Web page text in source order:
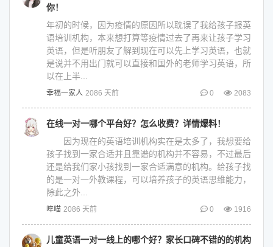
你！
年初的时候，因为疫情的原因所以耽误了我给孩子报英
语培训机构，本来想打算等疫情过去了再来让孩子学习
英语，但是听朋友了解到现在可以先上学习英语，也就
是说并不用出门就可以直接和国外的老师学习英语，所
以在上半...
幸福一家人 2086 天前 0 2083
在线一对一哪个平台好？怎么收费？详情爆料！
因为现在的英语培训机构实在是太多了，我想要给
孩子找到一家合适并且靠谱的机构并不容易，不过最后
还是给我们家小孩找到一家合适满意的机构。给孩子找
的是一对一外教课程，可以培养孩子的英语思维能力，
除此之外...
啐喵 2086 天前 0 1916
儿童英语一对一线上的哪个好？家长口碑不错的的机构